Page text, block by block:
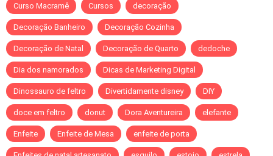
Curso Macramê Cursos decoração
Decoração Banheiro Decoração Cozinha
Decoração de Natal Decoração de Quarto dedoche
Dia dos namorados Dicas de Marketing Digital
Dinossauro de feltro Divertidamente disney DIY
doce em feltro donut Dora Aventureira elefante
Enfeite Enfeite de Mesa enfeite de porta